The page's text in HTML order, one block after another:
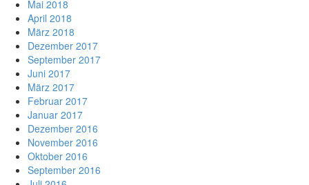
Mai 2018
April 2018
März 2018
Dezember 2017
September 2017
Juni 2017
März 2017
Februar 2017
Januar 2017
Dezember 2016
November 2016
Oktober 2016
September 2016